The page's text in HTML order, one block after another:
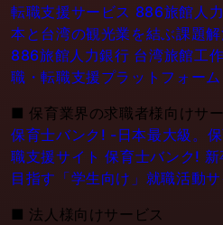
転職支援サービス 886旅館人
本と台湾の観光業を結ぶ課題
886旅館人力銀行 台湾旅館工
職・転職支援プラットフォーム
■ 保育業界の求職者様向けサ
保育士バンク! -日本最大級。
職支援サイト 保育士バンク!
目指す「学生向け」就職活動サ
■ 法人様向けサービス